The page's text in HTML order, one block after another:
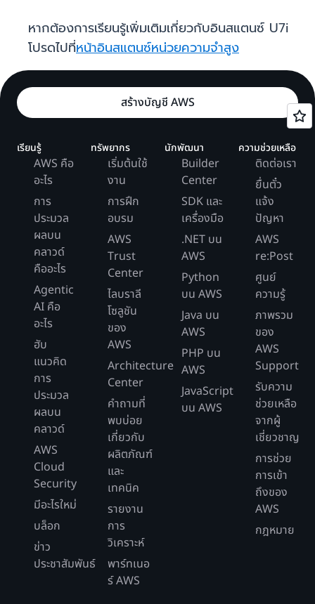
หากต้องการเรียนรู้เพิ่มเติมเกี่ยวกับอินสแตนซ์ U7i
โปรดไปที่หน้าอินสแตนซ์หน่วยความจำสูง
สร้างบัญชี AWS
เรียนรู้
AWS คือ
อะไร
การ
ประมวล
ผลบน
คลาวด์
คืออะไร
Agentic
AI คือ
อะไร
ฮับ
แนวคิด
การ
ประมวล
ผลบน
คลาวด์
AWS
Cloud
Security
มีอะไรใหม่
บล็อก
ข่าว
ประชาสัมพันธ์
ทรัพยากร
เริ่มต้นใช้
งาน
การฝึก
อบรม
AWS
Trust
Center
ไลบราลี
โซลูชัน
ของ
AWS
Architecture
Center
คำถามที่
พบบ่อย
เกี่ยวกับ
ผลิตภัณฑ์
และ
เทคนิค
รายงาน
การ
วิเคราะห์
พาร์ทเนอ
ร์ AWS
นักพัฒนา
Builder
Center
SDK และ
เครื่องมือ
.NET บน
AWS
Python
บน AWS
Java บน
AWS
PHP บน
AWS
JavaScript
บน AWS
ความช่วยเหลือ
ติดต่อเรา
ยื่นตั๋ว
แจ้ง
ปัญหา
AWS
re:Post
ศูนย์
ความรู้
ภาพรวม
ของ
AWS
Support
รับความ
ช่วยเหลือ
จากผู้
เชี่ยวชาญ
การช่วย
การเข้า
ถึงของ
AWS
กฎหมาย